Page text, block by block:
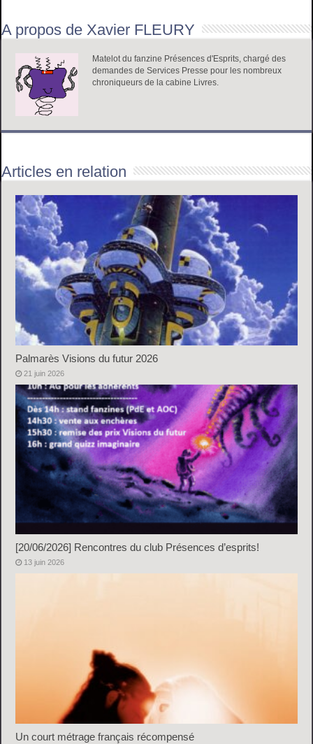
A propos de Xavier FLEURY
Matelot du fanzine Présences d'Esprits, chargé des
demandes de Services Presse pour les nombreux
chroniqueurs de la cabine Livres.
Articles en relation
Palmarès Visions du futur 2026
21 juin 2026
[20/06/2026] Rencontres du club Présences d’esprits!
13 juin 2026
Un court métrage français récompensé